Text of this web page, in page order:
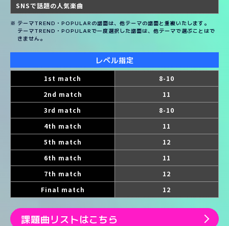
SNSで話題の人気楽曲
テーマTREND・POPULARの譜面は、他テーマの譜面と重複いたします。
テーマTREND・POPULARで一度選択した譜面は、他テーマで選ぶことはで
きません。
レベル指定
1st match
8-10
2nd match
11
3rd match
8-10
4th match
11
5th match
12
6th match
11
7th match
12
Final match
12
課題曲リストはこちら